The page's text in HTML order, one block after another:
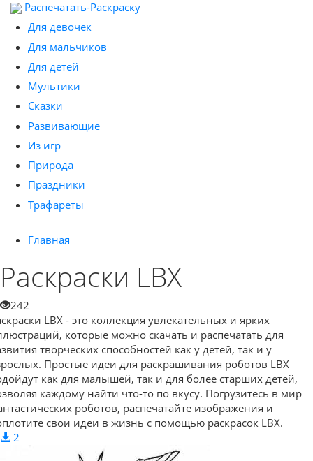
Распечатать-Раскраску
Для девочек
Для мальчиков
Для детей
Мультики
Сказки
Развивающие
Из игр
Природа
Праздники
Трафареты
Главная
Раскраски LBX
242
LBX - это коллекция увлекательных и ярких
которые можно скачать и распечатать для
творческих способностей как у детей, так и у
Простые идеи для раскрашивания роботов LBX
как для малышей, так и для более старших детей,
каждому найти что-то по вкусу. Погрузитесь в мир
роботов, распечатайте изображения и
свои идеи в жизнь с помощью раскрасок LBX.
2